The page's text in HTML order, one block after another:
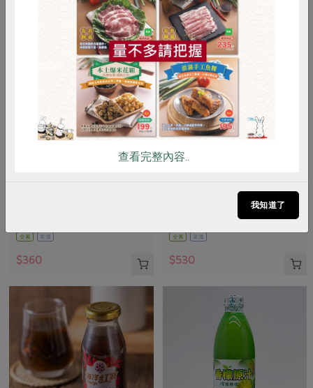
全素 常溫
$360
綠藤生物科技股份有限公司
全素 常溫
$530
RPET 食譜 減硝酸鹽
雞蛋 食安 共同購買
查看完整內容..
我知道了